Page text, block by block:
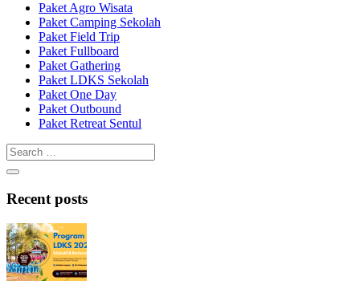
Paket Agro Wisata
Paket Camping Sekolah
Paket Field Trip
Paket Fullboard
Paket Gathering
Paket LDKS Sekolah
Paket One Day
Paket Outbound
Paket Retreat Sentul
Recent posts